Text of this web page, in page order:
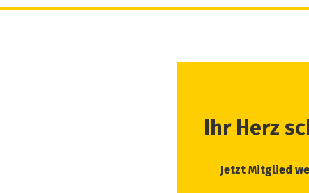
Ihr Herz
Jetzt Mitglied